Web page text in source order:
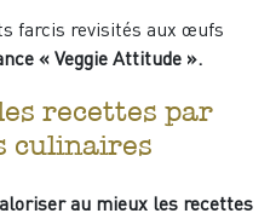
farcis revisités aux œufs
« Veggie Attitude ».
recettes par
culinaires
au mieux les recettes